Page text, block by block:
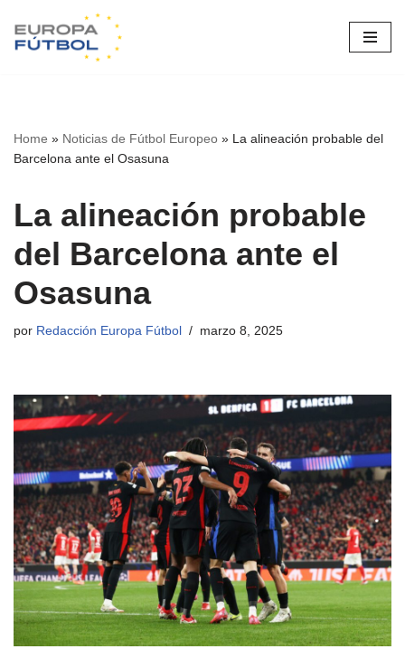
Saltar
Home » Noticias de Fútbol Europeo » La alineación probable del
Barcelona ante el Osasuna
La alineación probable
del Barcelona ante el
Osasuna
por Redacción Europa Fútbol marzo 8, 2025